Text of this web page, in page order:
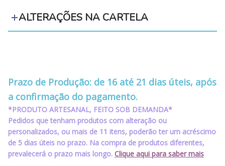
ALTERAÇÕES NA CARTELA
Prazo de Produção: de 16 até 21 dias úteis, após
a confirmação do pagamento.
*PRODUTO ARTESANAL, FEITO SOB DEMANDA*
Pedidos que tenham produtos com alteração ou
personalizados, ou mais de 11 itens, poderão ter um acréscimo
de 5 dias úteis no prazo. Na compra de produtos diferentes,
prevalecerá o prazo mais longo. Clique aqui para saber mais